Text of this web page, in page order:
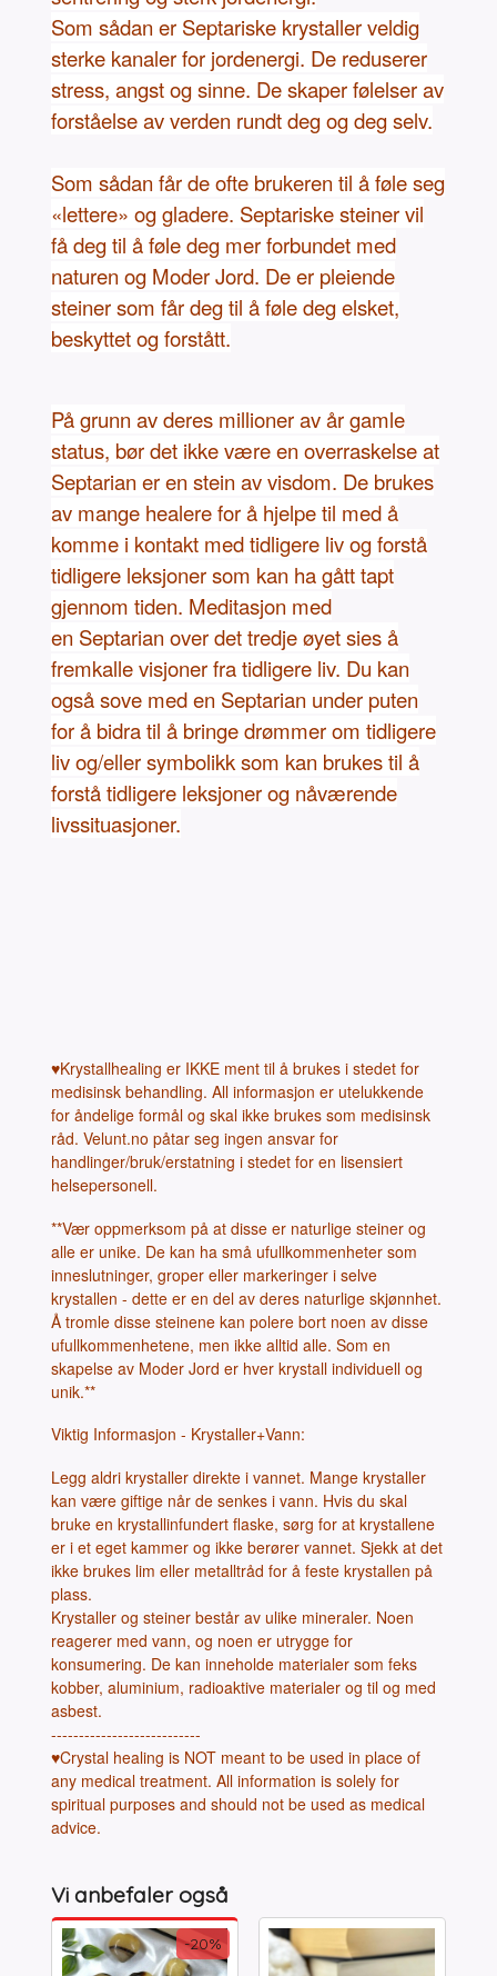
Som sådan er Septariske krystaller veldig
sterke kanaler for jordenergi. De reduserer
stress, angst og sinne. De skaper følelser av
forståelse av verden rundt deg og deg selv.
Som sådan får de ofte brukeren til å føle seg
«lettere» og gladere. Septariske steiner vil
få deg til å føle deg mer forbundet med
naturen og Moder Jord. De er pleiende
steiner som får deg til å føle deg elsket,
beskyttet og forstått.
På grunn av deres millioner av år gamle
status, bør det ikke være en overraskelse at
Septarian er en stein av visdom. De brukes
av mange healere for å hjelpe til med å
komme i kontakt med tidligere liv og forstå
tidligere leksjoner som kan ha gått tapt
gjennom tiden. Meditasjon med
en Septarian over det tredje øyet sies å
fremkalle visjoner fra tidligere liv. Du kan
også sove med en Septarian under puten
for å bidra til å bringe drømmer om tidligere
liv og/eller symbolikk som kan brukes til å
forstå tidligere leksjoner og nåværende
livssituasjoner.
♥Krystallhealing er IKKE ment til å brukes i stedet for
medisinsk behandling. All informasjon er utelukkende
for åndelige formål og skal ikke brukes som medisinsk
råd. Velunt.no påtar seg ingen ansvar for
handlinger/bruk/erstatning i stedet for en lisensiert
helsepersonell.
**Vær oppmerksom på at disse er naturlige steiner og
alle er unike. De kan ha små ufullkommenheter som
inneslutninger, groper eller markeringer i selve
krystallen - dette er en del av deres naturlige skjønnhet.
Å tromle disse steinene kan polere bort noen av disse
ufullkommenhetene, men ikke alltid alle. Som en
skapelse av Moder Jord er hver krystall individuell og
unik.**
Viktig Informasjon - Krystaller+Vann:
Legg aldri krystaller direkte i vannet. Mange krystaller
kan være giftige når de senkes i vann. Hvis du skal
bruke en krystallinfundert flaske, sørg for at krystallene
er i et eget kammer og ikke berører vannet. Sjekk at det
ikke brukes lim eller metalltråd for å feste krystallen på
plass.
Krystaller og steiner består av ulike mineraler. Noen
reagerer med vann, og noen er utrygge for
konsumering. De kan inneholde materialer som feks
kobber, aluminium, radioaktive materialer og til og med
asbest.
---------------------------
♥Crystal healing is NOT meant to be used in place of
any medical treatment. All information is solely for
spiritual purposes and should not be used as medical
advice.
Vi anbefaler også
-20%